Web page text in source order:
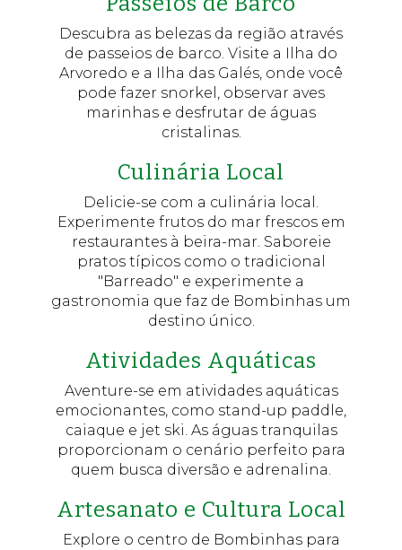
Descubra as belezas da região através
de passeios de barco. Visite a Ilha do
Arvoredo e a Ilha das Galés, onde você
pode fazer snorkel, observar aves
marinhas e desfrutar de águas
cristalinas.
Culinária Local
Delicie-se com a culinária local.
Experimente frutos do mar frescos em
restaurantes à beira-mar. Saboreie
pratos típicos como o tradicional
"Barreado" e experimente a
gastronomia que faz de Bombinhas um
destino único.
Atividades Aquáticas
Aventure-se em atividades aquáticas
emocionantes, como stand-up paddle,
caiaque e jet ski. As águas tranquilas
proporcionam o cenário perfeito para
quem busca diversão e adrenalina.
Artesanato e Cultura Local
Explore o centro de Bombinhas para